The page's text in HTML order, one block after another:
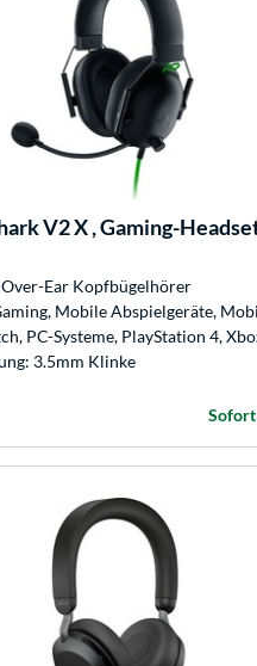
V2 X , Gaming-
Ear Kopfbügelhörer
Mobile Abspielgeräte,
PC-Systeme, PlayStation 4,
3.5mm Klinke